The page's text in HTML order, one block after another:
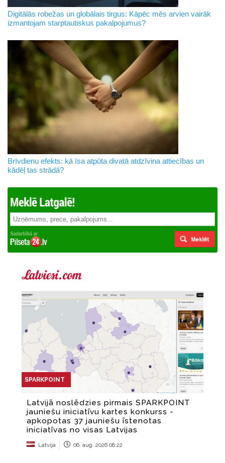
Digitālās robežas un globālais tirgus: Kāpēc mēs arvien vairāk
izmantojam starptautiskus pakalpojumus?
Brīvdienu efekts: kā īsa atpūta divatā atdzīvina attiecības un
kādēļ tas strādā?